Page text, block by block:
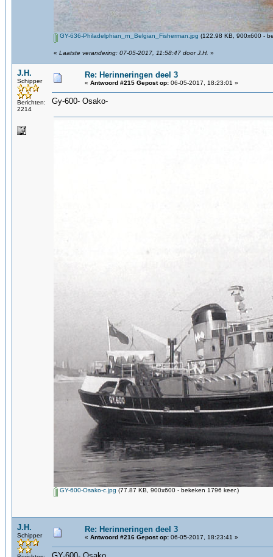
GY-636-Philadelphian_rn_Belgian_Fisherman.jpg (122.98 KB, 900x600 -
« Laatste verandering: 07-05-2017, 11:58:47 door J.H. »
J.H.
Schipper
Berichten:
2214
Re: Herinneringen deel 3
« Antwoord #215 Gepost op: 06-05-2017, 18:23:01 »
Gy-600- Osako-
GY-600-Osako-c.jpg (77.87 KB, 900x600 - bekeken 1796 keer.)
J.H.
Schipper
Re: Herinneringen deel 3
« Antwoord #216 Gepost op: 06-05-2017, 18:23:41 »